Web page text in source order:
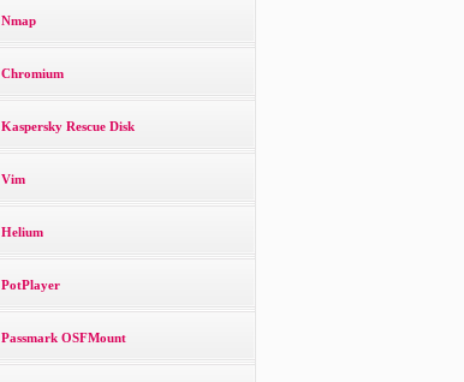
Nmap
Chromium
Kaspersky Rescue Disk
Vim
Helium
PotPlayer
Passmark OSFMount